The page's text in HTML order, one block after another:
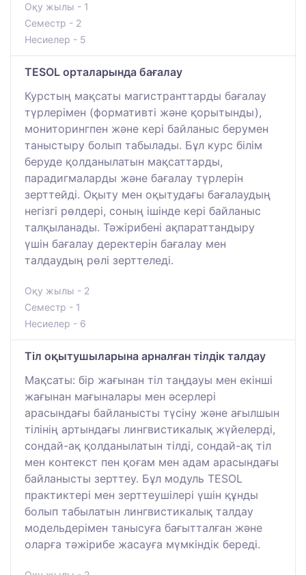
Оқу жылы - 1
Семестр - 2
Несиелер - 5
TESOL орталарында бағалау
Курстың мақсаты магистранттарды бағалау
түрлерімен (формативті және қорытынды),
мониторингпен және кері байланыс берумен
таныстыру болып табылады. Бұл курс білім
беруде қолданылатын мақсаттарды,
парадигмаларды және бағалау түрлерін
зерттейді. Оқыту мен оқытудағы бағалаудың
негізгі рөлдері, соның ішінде кері байланыс
талқыланады. Тәжірибені ақпараттандыру
үшін бағалау деректерін бағалау мен
талдаудың рөлі зерттеледі.
Оқу жылы - 2
Семестр - 1
Несиелер - 6
Тіл оқытушыларына арналған тілдік талдау
Мақсаты: бір жағынан тіл таңдауы мен екінші
жағынан мағыналары мен әсерлері
арасындағы байланысты түсіну және ағылшын
тілінің артындағы лингвистикалық жүйелерді,
сондай-ақ қолданылатын тілді, сондай-ақ тіл
мен контекст пен қоғам мен адам арасындағы
байланысты зерттеу. Бұл модуль TESOL
практиктері мен зерттеушілері үшін құнды
болып табылатын лингвистикалық талдау
модельдерімен танысуға бағытталған және
оларға тәжірибе жасауға мүмкіндік береді.